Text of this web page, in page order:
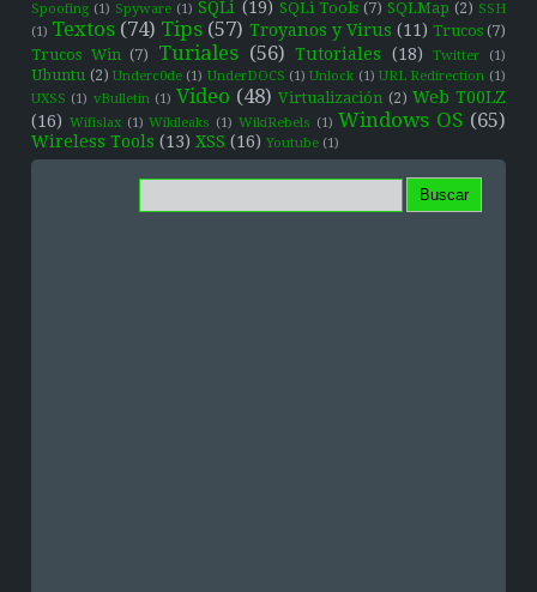
Spoofing (1) Spyware (1) SQLi (19) SQLi Tools (7) SQLMap (2) SSH
(1) Textos (74) Tips (57) Troyanos y Virus (11) Trucos (7)
Trucos Win (7) Turiales (56) Tutoriales (18) Twitter (1)
Ubuntu (2) Underc0de (1) UnderDOCS (1) Unlock (1) URL Redirection (1)
UXSS (1) vBulletin (1) Video (48) Virtualización (2) Web T00LZ
(16) Wifislax (1) Wikileaks (1) WikiRebels (1) Windows OS (65)
Wireless Tools (13) XSS (16) Youtube (1)